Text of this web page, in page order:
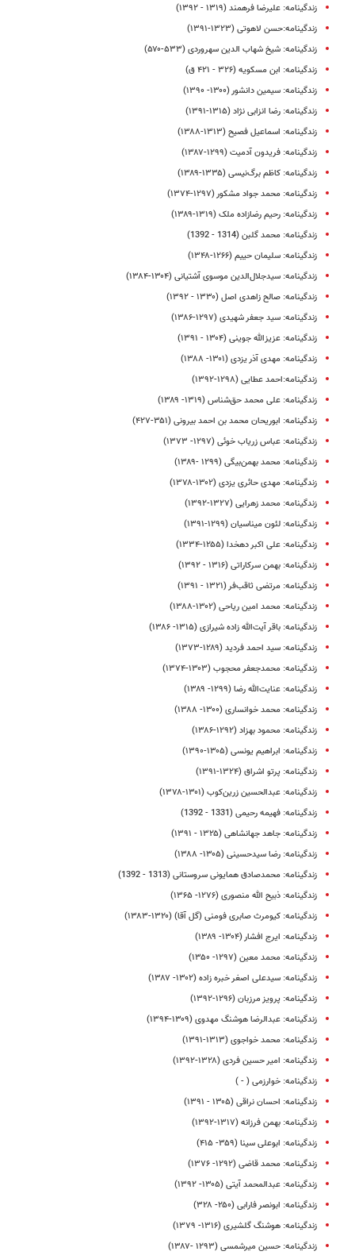
زندگینامه: علیرضا فرهمند (۱۳۱۹ - ۱۳۹۲)
زندگینامه:حسن لاهوتی (۱۳۲۳-۱۳۹۱)
زندگینامه: شیخ شهاب الدین سهروردی (۵۳۳-۵۷۰)
زندگینامه: ابن مسکویه (۳۲۶ - ۴۲۱ ق)
زندگینامه: سیمین دانشور (۱۳۰۰- ۱۳۹۰)
زندگینامه: رضا انزابی‌ نژاد (۱۳۱۵-۱۳۹۱)
زندگینامه: اسماعیل فصیح (۱۳۱۳-۱۳۸۸)
زندگینامه: فریدون آدمیت (۱۲۹۹-۱۳۸۷)
زندگینامه‌: کاظم برگ‌نیسی (۱۳۳۵-۱۳۸۹)
زندگینامه: محمد جواد مشکور (۱۲۹۷-۱۳۷۴)
زندگینامه: رحیم رضازاده ملک (۱۳۱۹-۱۳۸۹)
زندگینامه: محمد گلبن (1314 - 1392)
زندگینامه: سلیمان حییم (۱۲۶۶-۱۳۴۸)
زندگینامه: سیدجلال‌الدین موسوی آشتیانی (۱۳۰۴-۱۳۸۴)
زندگینامه: صالح زاهدی اصل (۱۳۳۰ - ۱۳۹۲)
زندگینامه: سید جعفر شهیدى (۱۲۹۷-۱۳۸۶)
زندگینامه: عزیزالله جوینی (۱۳۰۴ - ۱۳۹۱)
زندگینامه: مهدی آذر یزدی (۱۳۰۱- ۱۳۸۸)
زندگینامه:احمد عطایی (١٢٩٨-١٣٩٢)
زندگینامه: علی‌ محمد حق‌شناس (۱۳۱۹- ۱۳۸۹)
زندگینامه: ابوریحان محمد بن احمد بیرونى (۳۵۱-۴۲۷)
زندگینامه: عباس زریاب خوئی (۱۲۹۷- ۱۳۷۳)
زندگینامه: محمد بهمن‌بیگی (۱۲۹۹ -۱۳۸۹)
زندگینامه: مهدی‌ حائری‌ یزدی‌ (۱۳۰۲-۱۳۷۸)
زندگینامه: محمد زهرایی (۱۳۲۷-۱۳۹۲)
زندگینامه: لئون میناسیان (۱۲۹۹-۱۳۹۱)
زندگینامه: علی اکبر دهخدا (۱۲۵۵-۱۳۳۴)
زندگینامه: بهمن سرکاراتی (۱۳۱۶ - ۱۳۹۲)
زندگینامه: مرتضی ثاقب‌فر (۱۳۲۱ - ۱۳۹۱)
زندگینامه: محمد امین ریاحی (۱۳۰۲-۱۳۸۸)
زندگینامه: باقر آیت‌الله زاده شیرازی (۱۳۱۵- ۱۳۸۶)
زندگینامه: سید احمد فردید (۱۲۸۹-۱۳۷۳)
زندگینامه‌: محمدجعفر محجوب (۱۳۰۳-۱۳۷۴)
زندگینامه: عنایت‌الله رضا (۱۲۹۹- ۱۳۸۹)
زندگینامه‌: محمد خوانساری (۱۳۰۰- ۱۳۸۸)
زندگینامه: محمود بهزاد (۱۲۹۲-۱۳۸۶)
زندگینامه: ابراهیم یونسی (۱۳۰۵-۱۳۹۰)
زندگینامه: پرتو اشراق (۱۳۲۴-۱۳۹۱)
زندگینامه: عبدالحسین زرین‌کوب (۱۳۰۱-۱۳۷۸)
زندگینامه: فهیمه رحیمی (1331 - 1392)
زندگینامه: جاهد جهانشاهی (۱۳۲۵ - ۱۳۹۱)
زندگینامه: رضا سیدحسینی (۱۳۰۵- ۱۳۸۸)
زندگینامه: محمدصادق همایونی سروستانی (1313 - 1392)
زندگینامه: ذبیح الله منصوری (۱۲۷۶- ۱۳۶۵)
زندگینامه: کیومرث صابری فومنی (گل‌ آقا) (۱۳۲۰-۱۳۸۳)
زندگینامه: ایرج افشار (۱۳۰۴- ۱۳۸۹)
زندگینامه: محمد معین (۱۲۹۷- ۱۳۵۰)
زندگینامه: سیدعلی اصغر خبره زاده (۱۳۰۲- ۱۳۸۷)
زندگینامه: پرویز مرزبان (۱۲۹۶-۱۳۹۲)
زندگینامه: عبدالرضا هوشنگ مهدوی (۱۳۰۹-۱۳۹۴)
زندگینامه: محمد خواجوی (۱۳۱۳-۱۳۹۱)
زندگینامه: امیر حسین فردی (۱۳۲۸-۱۳۹۲)
زندگینامه: خوارزمی ( - )
زندگینامه: احسان نراقی (۱۳۰۵ - ۱۳۹۱)
زندگینامه‌‌‌‌‌‌‌‌: بهمن فرزانه (۱۳۱۷-۱۳۹۲)
زندگینامه: ابوعلی سینا (۳۵۹- ۴۱۵)
زندگینامه: محمد قاضی (۱۲۹۲- ۱۳۷۶)
زندگینامه: عبدالمحمد آیتی (۱۳۰۵- ۱۳۹۲)
زندگینامه: ابونصر فارابی (۲۵۰- ۳۲۸)
زندگینامه: هوشنگ گلشیری (۱۳۱۶- ۱۳۷۹)
زندگینامه: حسین میرشمسی (۱۲۹۳ -۱۳۸۷)